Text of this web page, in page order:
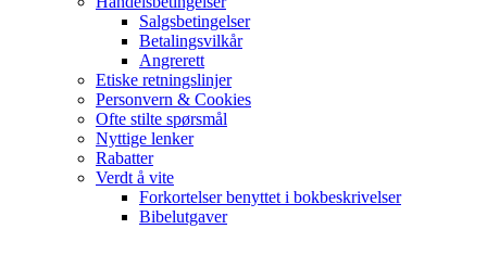
Salgsbetingelser
Betalingsvilkår
Angrerett
Etiske retningslinjer
Personvern & Cookies
Ofte stilte spørsmål
Nyttige lenker
Rabatter
Verdt å vite
Forkortelser benyttet i bokbeskrivelser
Bibelutgaver